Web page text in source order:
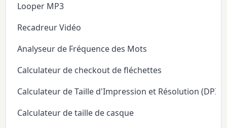
Looper MP3
Recadreur Vidéo
Analyseur de Fréquence des Mots
Calculateur de checkout de fléchettes
Calculateur de Taille d'Impression et Résolution (DPI/
Calculateur de taille de casque